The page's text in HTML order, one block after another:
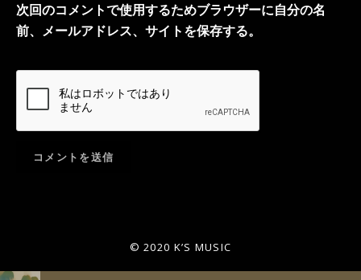
次回のコメントで使用するためブラウザーに自分の名
前、メールアドレス、サイトを保存する。
© 2020 K’S MUSIC
音声プレーヤー